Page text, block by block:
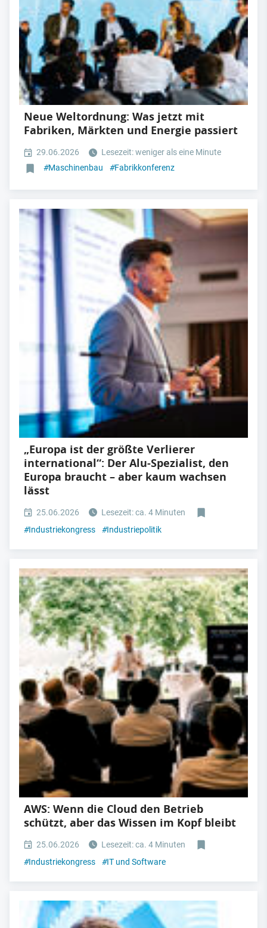
Neue Weltordnung: Was jetzt mit
Fabriken, Märkten und Energie passiert
29.06.2026
Lesezeit: weniger als eine Minute
#Maschinenbau #Fabrikkonferenz
„Europa ist der größte Verlierer
international“: Der Alu-Spezialist, den
Europa braucht – aber kaum wachsen
lässt
25.06.2026
Lesezeit: ca. 4 Minuten
#Industriekongress #Industriepolitik
AWS: Wenn die Cloud den Betrieb
schützt, aber das Wissen im Kopf bleibt
25.06.2026
Lesezeit: ca. 4 Minuten
#Industriekongress #IT und Software